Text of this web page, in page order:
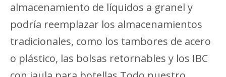
almacenamiento de líquidos a granel y
podría reemplazar los almacenamientos
tradicionales, como los tambores de acero
o plástico, las bolsas retornables y los IBC